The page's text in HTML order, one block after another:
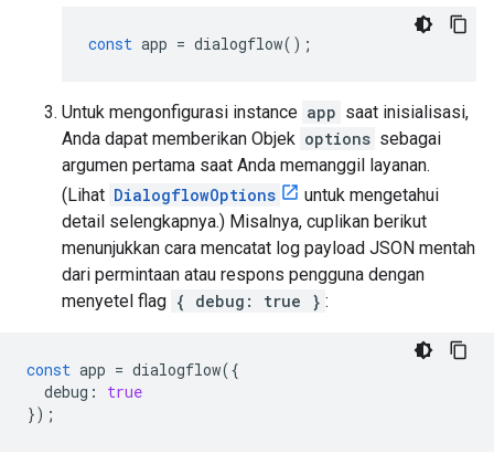
const app = dialogflow();
Untuk mengonfigurasi instance app saat inisialisasi,
Anda dapat memberikan Objek options sebagai
argumen pertama saat Anda memanggil layanan.
(Lihat DialogflowOptions
untuk mengetahui
detail selengkapnya.) Misalnya, cuplikan berikut
menunjukkan cara mencatat log payload JSON mentah
dari permintaan atau respons pengguna dengan
menyetel flag { debug: true } :
const app = dialogflow({
debug :
true
});